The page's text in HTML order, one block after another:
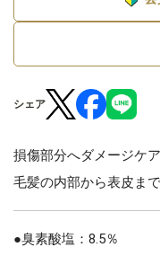
シェア
損傷部分へダメージケ
毛髪の内部から表皮ま
●臭素酸塩：8.5％